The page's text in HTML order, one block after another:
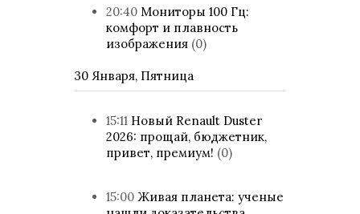
20:40 Мониторы 100 Гц:
комфорт и плавность
изображения (0)
30 Января, Пятница
15:11 Новый Renault Duster
2026: прощай, бюджетник,
привет, премиум! (0)
15:00 Живая планета: ученые